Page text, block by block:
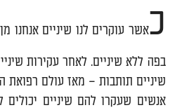
כאשר עוקרים לנו שיניים אנחנו
בפה ללא שיניים. לאחר עקירות
שיניים תותבות – מאז עולם רפואת
אנשים שעקרו להם שיניים יכולים